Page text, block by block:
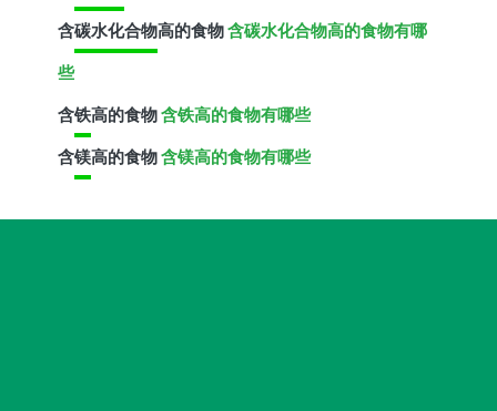
含碳水化合物高的食物含碳水化合物高的食物有哪
些
含铁高的食物含铁高的食物有哪些
含镁高的食物含镁高的食物有哪些